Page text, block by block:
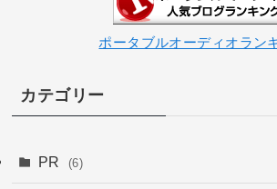
ポータブルオーディオラン
カテゴリー
PR (6)